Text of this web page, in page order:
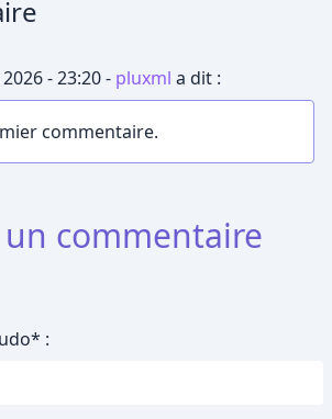
- 23:20- pluxml a dit :
commentaire.
un commentaire
: